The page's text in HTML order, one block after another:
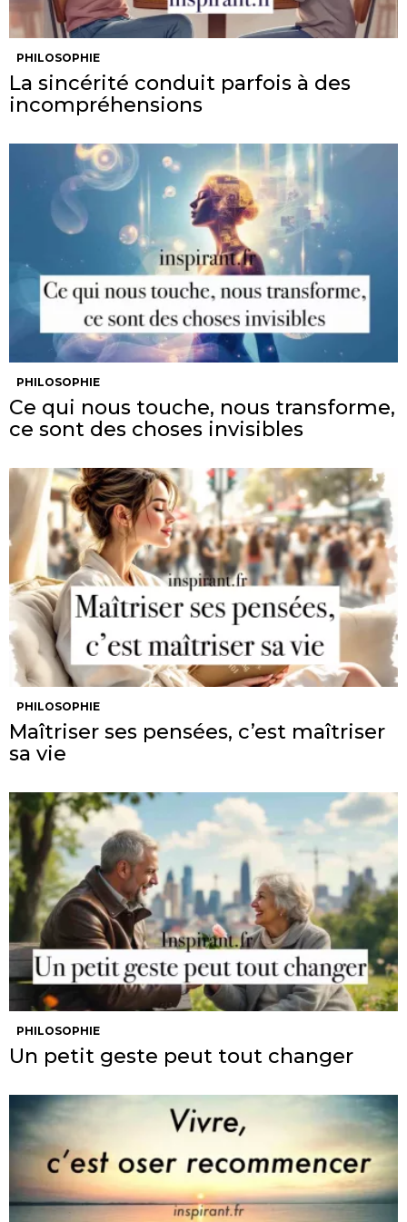
PHILOSOPHIE
La sincérité conduit parfois à des
incompréhensions
PHILOSOPHIE
Ce qui nous touche, nous transforme,
ce sont des choses invisibles
PHILOSOPHIE
Maîtriser ses pensées, c’est maîtriser
sa vie
PHILOSOPHIE
Un petit geste peut tout changer